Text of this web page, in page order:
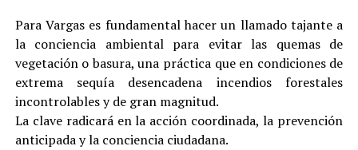
Para Vargas es fundamental hacer un llamado tajante a
la conciencia ambiental para evitar las quemas de
vegetación o basura, una práctica que en condiciones de
extrema sequía desencadena incendios forestales
incontrolables y de gran magnitud.
La clave radicará en la acción coordinada, la prevención
anticipada y la conciencia ciudadana.